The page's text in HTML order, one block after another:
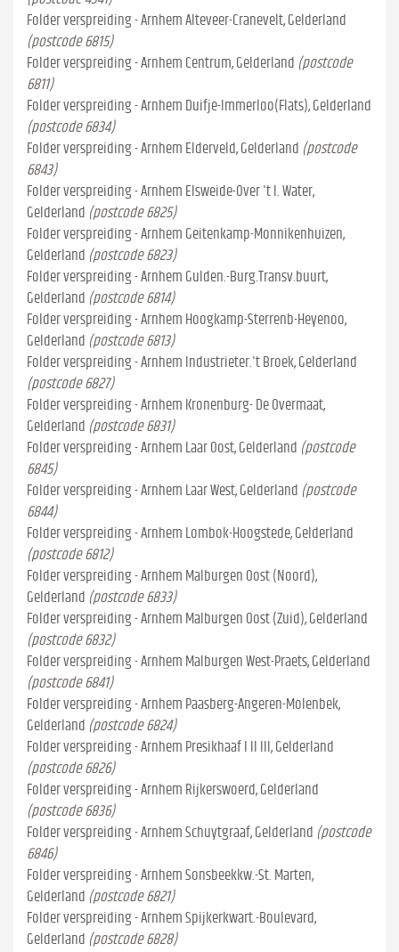
Folder verspreiding - Arnhem Alteveer-Cranevelt, Gelderland
(postcode 6815)
Folder verspreiding - Arnhem Centrum, Gelderland (postcode
6811)
Folder verspreiding - Arnhem Duifje-Immerloo(Flats), Gelderland
(postcode 6834)
Folder verspreiding - Arnhem Elderveld, Gelderland (postcode
6843)
Folder verspreiding - Arnhem Elsweide-Over 't l. Water,
Gelderland (postcode 6825)
Folder verspreiding - Arnhem Geitenkamp-Monnikenhuizen,
Gelderland (postcode 6823)
Folder verspreiding - Arnhem Gulden.-Burg.Transv.buurt,
Gelderland (postcode 6814)
Folder verspreiding - Arnhem Hoogkamp-Sterrenb-Heyenoo,
Gelderland (postcode 6813)
Folder verspreiding - Arnhem Industrieter.'t Broek, Gelderland
(postcode 6827)
Folder verspreiding - Arnhem Kronenburg- De Overmaat,
Gelderland (postcode 6831)
Folder verspreiding - Arnhem Laar Oost, Gelderland (postcode
6845)
Folder verspreiding - Arnhem Laar West, Gelderland (postcode
6844)
Folder verspreiding - Arnhem Lombok-Hoogstede, Gelderland
(postcode 6812)
Folder verspreiding - Arnhem Malburgen Oost (Noord),
Gelderland (postcode 6833)
Folder verspreiding - Arnhem Malburgen Oost (Zuid), Gelderland
(postcode 6832)
Folder verspreiding - Arnhem Malburgen West-Praets, Gelderland
(postcode 6841)
Folder verspreiding - Arnhem Paasberg-Angeren-Molenbek,
Gelderland (postcode 6824)
Folder verspreiding - Arnhem Presikhaaf I II III, Gelderland
(postcode 6826)
Folder verspreiding - Arnhem Rijkerswoerd, Gelderland
(postcode 6836)
Folder verspreiding - Arnhem Schuytgraaf, Gelderland (postcode
6846)
Folder verspreiding - Arnhem Sonsbeekkw.-St. Marten,
Gelderland (postcode 6821)
Folder verspreiding - Arnhem Spijkerkwart.-Boulevard,
Gelderland (postcode 6828)